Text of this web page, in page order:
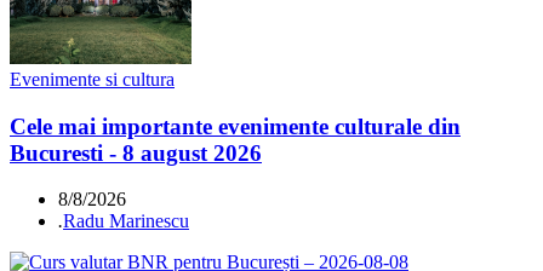
Evenimente si cultura
Cele mai importante evenimente culturale din
Bucuresti - 8 august 2026
8/8/2026
.Radu Marinescu